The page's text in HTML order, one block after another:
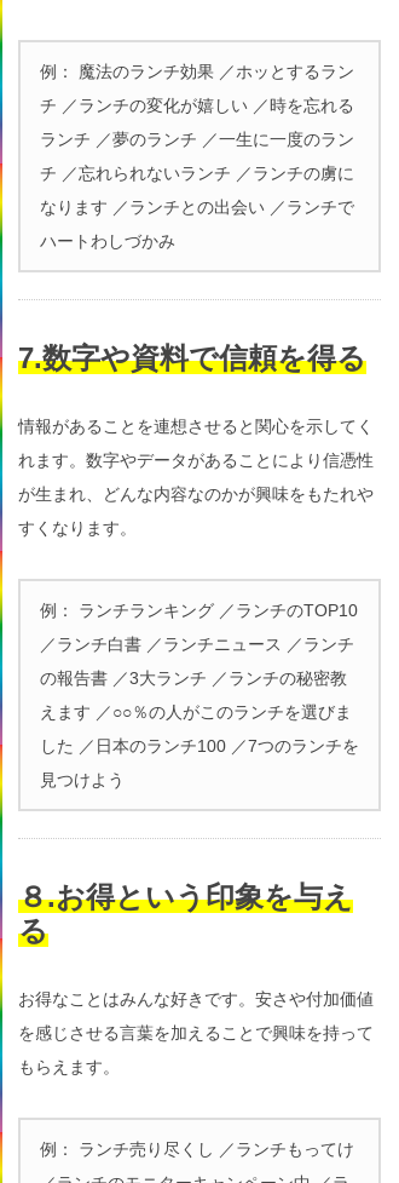
例： 魔法のランチ効果 ／ホッとするラン
チ ／ランチの変化が嬉しい ／時を忘れる
ランチ ／夢のランチ ／一生に一度のラン
チ ／忘れられないランチ ／ランチの虜に
なります ／ランチとの出会い ／ランチで
ハートわしづかみ
7.数字や資料で信頼を得る
情報があることを連想させると関心を示してく
れます。数字やデータがあることにより信憑性
が生まれ、どんな内容なのかが興味をもたれや
すくなります。
例： ランチランキング ／ランチのTOP10
／ランチ白書 ／ランチニュース ／ランチ
の報告書 ／3大ランチ ／ランチの秘密教
えます ／○○％の人がこのランチを選びま
した ／日本のランチ100 ／7つのランチを
見つけよう
８.お得という印象を与え
る
お得なことはみんな好きです。安さや付加価値
を感じさせる言葉を加えることで興味を持って
もらえます。
例： ランチ売り尽くし ／ランチもってけ